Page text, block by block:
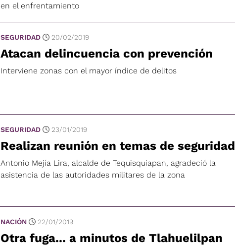
en el enfrentamiento
SEGURIDAD 20/02/2019
Atacan delincuencia con prevención
Interviene zonas con el mayor índice de delitos
SEGURIDAD 23/01/2019
Realizan reunión en temas de seguridad
Antonio Mejía Lira, alcalde de Tequisquiapan, agradeció la
asistencia de las autoridades militares de la zona
NACIÓN 22/01/2019
Otra fuga... a minutos de Tlahuelilpan